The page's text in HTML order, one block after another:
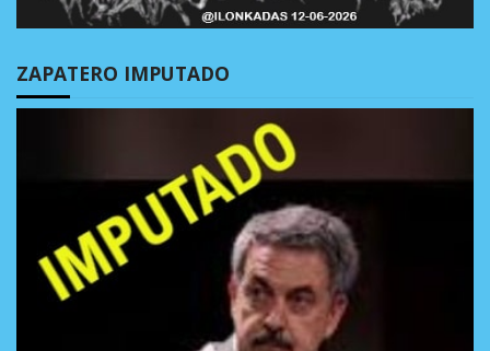
ZAPATERO IMPUTADO